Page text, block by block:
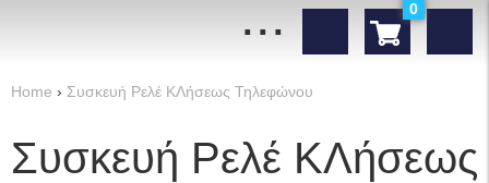
0
...
Home › Συσκευή Ρελέ ΚΛήσεως Τηλεφώνου
Συσκευή Ρελέ ΚΛήσεως